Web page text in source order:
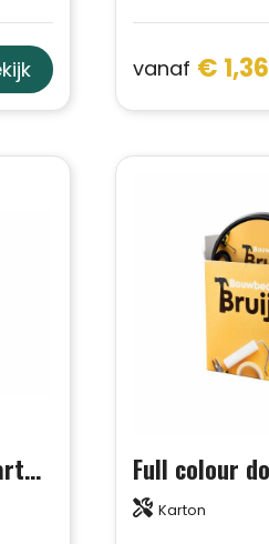
vanaf € 1,36
R-ABS & Bamboe Kaarthouder
Karton